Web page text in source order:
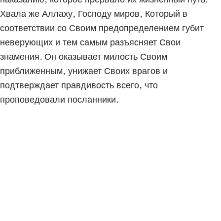
Хвала же Аллаху, Господу миров, Который в
соответствии со Своим предопределением губит
неверующих и тем самым разъясняет Свои
знамения. Он оказывает милость Своим
приближенным, унижает Своих врагов и
подтверждает правдивость всего, что
проповедовали посланники.